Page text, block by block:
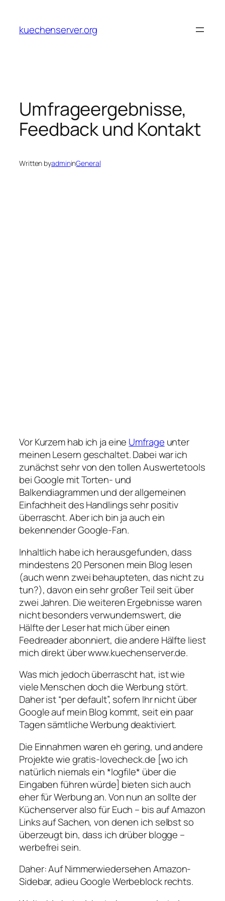
content
kuechenserver.org
Umfrageergebnisse,
Feedback und Kontakt
Written byadmininGeneral
Vor Kurzem hab ich ja eine Umfrage unter
meinen Lesern geschaltet. Dabei war ich
zunächst sehr von den tollen Auswertetools
bei Google mit Torten- und
Balkendiagrammen und der allgemeinen
Einfachheit des Handlings sehr positiv
überrascht. Aber ich bin ja auch ein
bekennender Google-Fan.
Inhaltlich habe ich herausgefunden, dass
mindestens 20 Personen mein Blog lesen
(auch wenn zwei behaupteten, das nicht zu
tun?), davon ein sehr großer Teil seit über
zwei Jahren. Die weiteren Ergebnisse waren
nicht besonders verwundernswert, die
Hälfte der Leser hat mich über einen
Feedreader abonniert, die andere Hälfte liest
mich direkt über www.kuechenserver.de.
Was mich jedoch überrascht hat, ist wie
viele Menschen doch die Werbung stört.
Daher ist “per default”, sofern Ihr nicht über
Google auf mein Blog kommt, seit ein paar
Tagen sämtliche Werbung deaktiviert.
Die Einnahmen waren eh gering, und andere
Projekte wie gratis-lovecheck.de [wo ich
natürlich niemals ein *logfile* über die
Eingaben führen würde] bieten sich auch
eher für Werbung an. Von nun an sollte der
Küchenserver also für Euch – bis auf Amazon
Links auf Sachen, von denen ich selbst so
überzeugt bin, dass ich drüber blogge –
werbefrei sein.
Daher: Auf Nimmerwiedersehen Amazon-
Sidebar, adieu Google Werbeblock rechts.